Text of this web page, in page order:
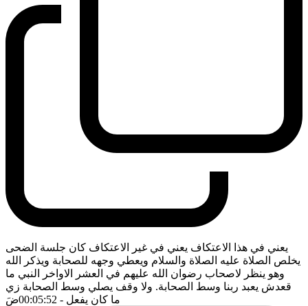
يعني في هذا الاعتكاف يعني في غير الاعتكاف كان جلسة الضحى
يخلص الصلاة عليه الصلاة والسلام ويعطي وجهه للصحابة ويذكر الله
وهو ينظر لاصحاب رضوان الله عليهم في العشر الاواخر النبي ما
قعدش يعبد ربنا وسط الصحابة. ولا وقف يصلي وسط الصحابة زي
ما كان يفعل - 00:05:52 ضَ